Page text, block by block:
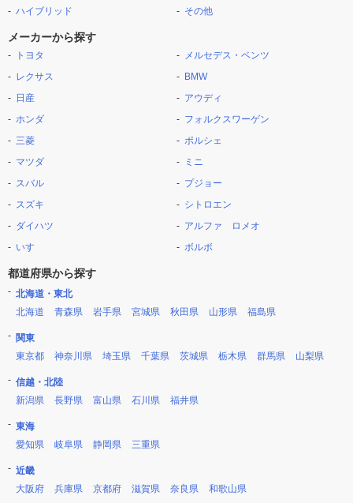
ハイブリッド
その他
メーカーから探す
トヨタ
レクサス
日産
ホンダ
三菱
マツダ
スバル
スズキ
ダイハツ
いすゞ
メルセデス・ベンツ
BMW
アウディ
フォルクスワーゲン
ポルシェ
ミニ
プジョー
シトロエン
アルファ ロメオ
ボルボ
都道府県から探す
北海道・東北
北海道
青森県 岩手県 宮城県 秋田県 山形県 福島県
関東
東京都
神奈川県 埼玉県 千葉県 茨城県 栃木県 群馬県 山梨県
信越・北陸
新潟県
長野県 富山県 石川県 福井県
東海
愛知県
岐阜県 静岡県 三重県
近畿
大阪府
兵庫県 京都府 滋賀県 奈良県 和歌山県